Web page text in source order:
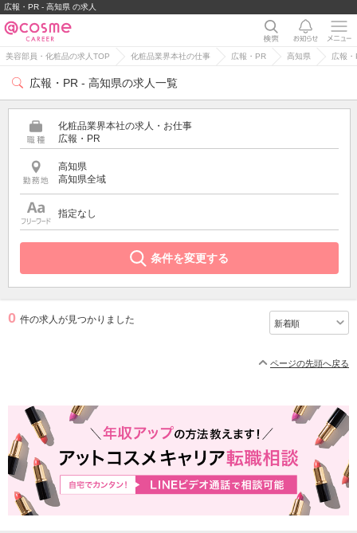
広報・PR - 高知県 の求人
美容部員・化粧品の求人TOP 化粧品業界本社の仕事 広報・PR 高知県 広報
広報・PR - 高知県の求人一覧
化粧品業界本社の求人・お仕事
広報・PR
高知県
高知県全域
指定なし
条件を変更する
0 件の求人が見つかりました
ページの先頭へ戻る